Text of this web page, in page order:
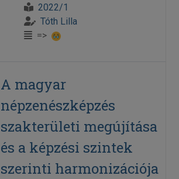
2022/1
Tóth Lilla
=>
A magyar
népzenészképzés
szakterületi megújítása
és a képzési szintek
szerinti harmonizációja